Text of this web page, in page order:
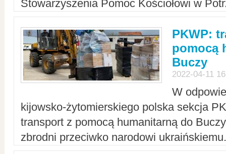
Stowarzyszenia Pomoc Kościołowi w
PKWP:
pomocą
Buczy
2022-04-11
W
kijowsko-żytomierskiego polska sekcja
transport z pomocą humanitarną do
zbrodni przeciwko narodowi